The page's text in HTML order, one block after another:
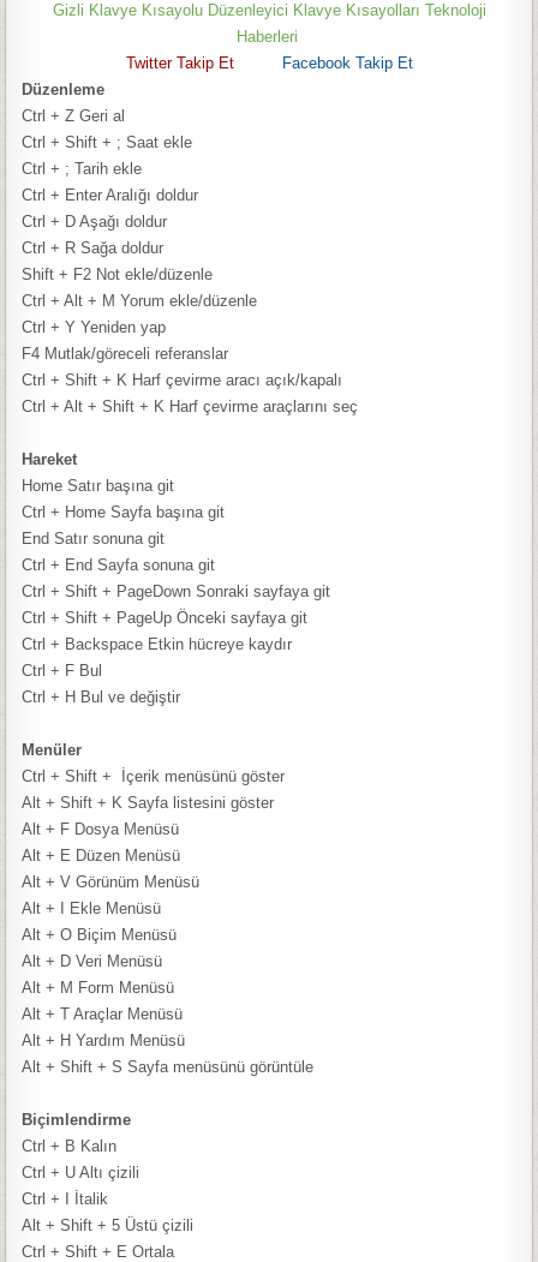
Gizli Klavye Kısayolu Düzenleyici Klavye Kısayolları Teknoloji
Haberleri
Twitter Takip Et
Facebook Takip Et
Düzenleme
Ctrl + Z Geri al
Ctrl + Shift + ; Saat ekle
Ctrl + ; Tarih ekle
Ctrl + Enter Aralığı doldur
Ctrl + D Aşağı doldur
Ctrl + R Sağa doldur
Shift + F2 Not ekle/düzenle
Ctrl + Alt + M Yorum ekle/düzenle
Ctrl + Y Yeniden yap
F4 Mutlak/göreceli referanslar
Ctrl + Shift + K Harf çevirme aracı açık/kapalı
Ctrl + Alt + Shift + K Harf çevirme araçlarını seç
Hareket
Home Satır başına git
Ctrl + Home Sayfa başına git
End Satır sonuna git
Ctrl + End Sayfa sonuna git
Ctrl + Shift + PageDown Sonraki sayfaya git
Ctrl + Shift + PageUp Önceki sayfaya git
Ctrl + Backspace Etkin hücreye kaydır
Ctrl + F Bul
Ctrl + H Bul ve değiştir
Menüler
Ctrl + Shift +
İçerik menüsünü göster
Alt + Shift + K Sayfa listesini göster
Alt + F Dosya Menüsü
Alt + E Düzen Menüsü
Alt + V Görünüm Menüsü
Alt + I
Ekle Menüsü
Alt + O Biçim Menüsü
Alt + D Veri Menüsü
Alt + M Form Menüsü
Alt + T Araçlar Menüsü
Alt + H Yardım Menüsü
Alt + Shift + S Sayfa menüsünü görüntüle
Biçimlendirme
Ctrl + B Kalın
Ctrl + U Altı çizili
Ctrl + I
İtalik
Alt + Shift + 5 Üstü çizili
Ctrl + Shift + E Ortala